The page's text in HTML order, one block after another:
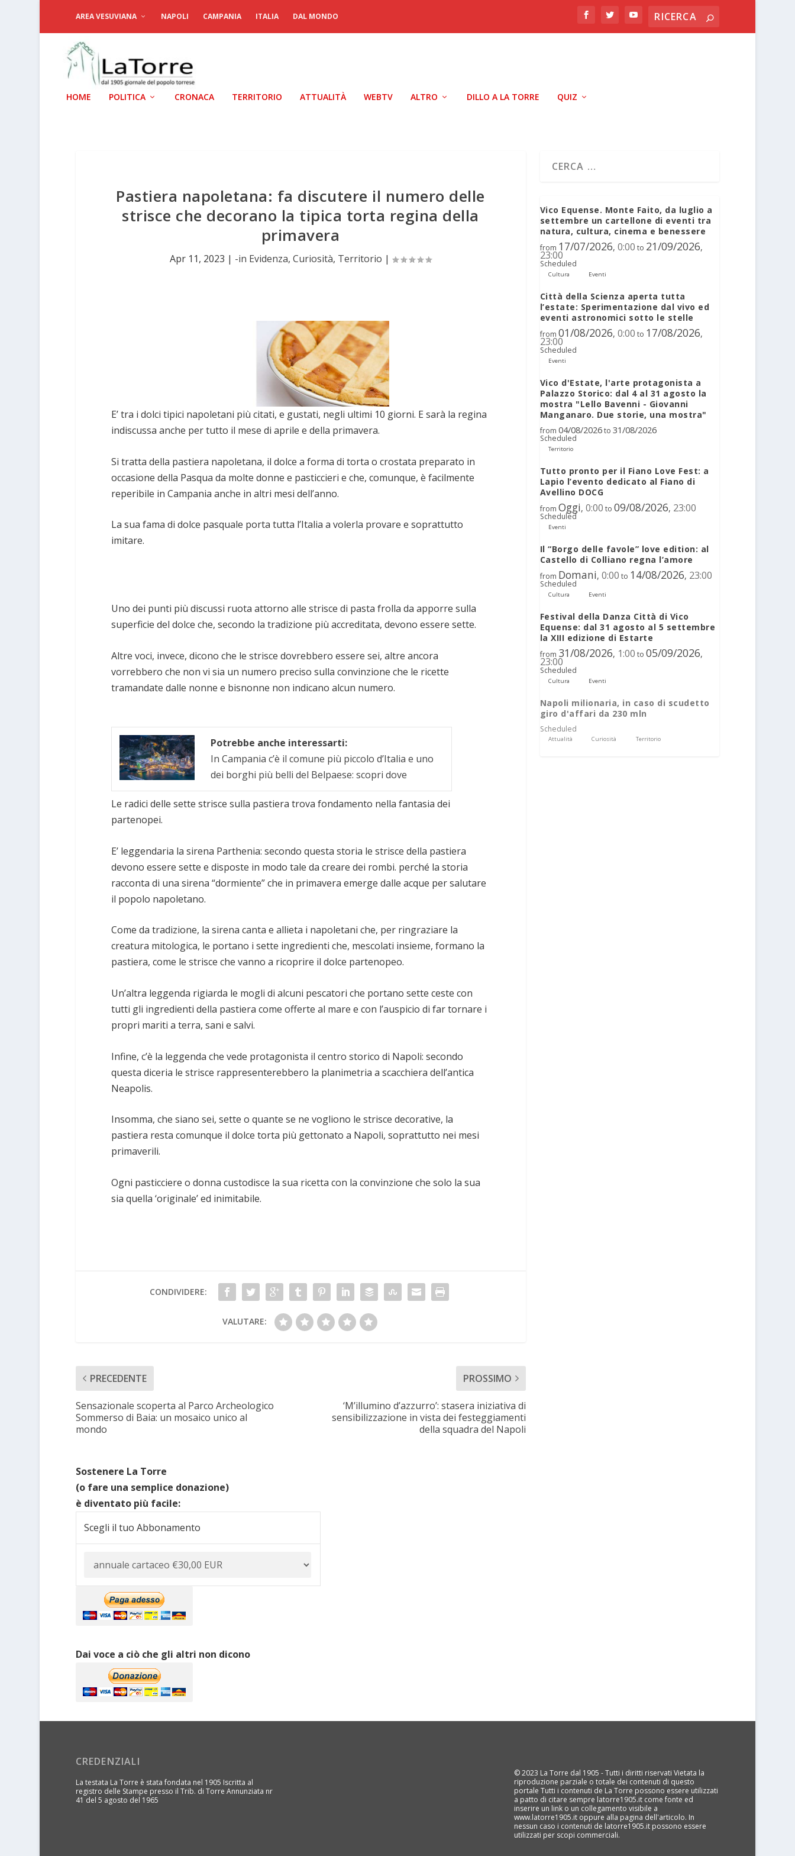
AREA VESUVIANA NAPOLI CAMPANIA ITALIA DAL MONDO
HOME POLITICA CRONACA TERRITORIO ATTUALITÀ WEBTV ALTRO DILLO A LA TORRE QUIZ
Pastiera napoletana: fa discutere il numero delle
strisce che decorano la tipica torta regina della
primavera
Apr 11, 2023 | -in Evidenza,Curiosità, Territorio |
E’ tra i dolci tipici napoletani più citati, e gustati, negli ultimi 10 giorni. E sarà la regina
indiscussa anche per tutto il mese di aprile e della primavera.
Si tratta della pastiera napoletana, il dolce a forma di torta o crostata preparato in
occasione della Pasqua da molte donne e pasticcieri e che, comunque, è facilmente
reperibile in Campania anche in altri mesi dell’anno.
La sua fama di dolce pasquale porta tutta l’Italia a volerla provare e soprattutto
imitare.
Uno dei punti più discussi ruota attorno alle strisce di pasta frolla da apporre sulla
superficie del dolce che, secondo la tradizione più accreditata, devono essere sette.
Altre voci, invece, dicono che le strisce dovrebbero essere sei, altre ancora
vorrebbero che non vi sia un numero preciso sulla convinzione che le ricette
tramandate dalle nonne e bisnonne non indicano alcun numero.
Potrebbe anche interessarti:
In Campania c’è il comune più piccolo d’Italia e uno
dei borghi più belli del Belpaese: scopri dove
Le radici delle sette strisce sulla pastiera trova fondamento nella fantasia dei
partenopei.
E’ leggendaria la sirena Parthenia: secondo questa storia le strisce della pastiera
devono essere sette e disposte in modo tale da creare dei rombi. perché la storia
racconta di una sirena “dormiente” che in primavera emerge dalle acque per salutare
il popolo napoletano.
Come da tradizione, la sirena canta e allieta i napoletani che, per ringraziare la
creatura mitologica, le portano i sette ingredienti che, mescolati insieme, formano la
pastiera, come le strisce che vanno a ricoprire il dolce partenopeo.
Un’altra leggenda rigiarda le mogli di alcuni pescatori che portano sette ceste con
tutti gli ingredienti della pastiera come offerte al mare e con l’auspicio di far tornare i
propri mariti a terra, sani e salvi.
Infine, c’è la leggenda che vede protagonista il centro storico di Napoli: secondo
questa diceria le strisce rappresenterebbero la planimetria a scacchiera dell’antica
Neapolis.
Insomma, che siano sei, sette o quante se ne vogliono le strisce decorative, la
pastiera resta comunque il dolce torta più gettonato a Napoli, soprattutto nei mesi
primaverili.
Ogni pasticciere o donna custodisce la sua ricetta con la convinzione che solo la sua
sia quella ‘originale’ ed inimitabile.
CONDIVIDERE:
VALUTARE:
PRECEDENTE
Sensazionale scoperta al Parco Archeologico
Sommerso di Baia: un mosaico unico al
mondo
PROSSIMO
‘M’illumino d’azzurro’: stasera iniziativa di
sensibilizzazione in vista dei festeggiamenti
della squadra del Napoli
Sostenere La Torre
(o fare una semplice donazione)
è diventato più facile:
Scegli il tuo Abbonamento
Dai voce a ciò che gli altri non dicono
Vico Equense. Monte Faito, da luglio a
settembre un cartellone di eventi tra
natura, cultura, cinema e benessere
from 17/07/2026, 0:00 to 21/09/2026,
23:00
Scheduled
Cultura Eventi
Città della Scienza aperta tutta
l’estate: Sperimentazione dal vivo ed
eventi astronomici sotto le stelle
from 01/08/2026, 0:00 to 17/08/2026,
23:00
Scheduled
Eventi
Vico d'Estate, l'arte protagonista a
Palazzo Storico: dal 4 al 31 agosto la
mostra "Lello Bavenni - Giovanni
Manganaro. Due storie, una mostra"
from 04/08/2026to 31/08/2026
Scheduled
Territorio
Tutto pronto per il Fiano Love Fest: a
Lapio l’evento dedicato al Fiano di
Avellino DOCG
from Oggi, 0:00 to 09/08/2026, 23:00
Scheduled
Eventi
Il “Borgo delle favole” love edition: al
Castello di Colliano regna l’amore
from Domani, 0:00 to 14/08/2026, 23:00
Scheduled
Cultura Eventi
Festival della Danza Città di Vico
Equense: dal 31 agosto al 5 settembre
la XIII edizione di Estarte
from 31/08/2026, 1:00 to 05/09/2026,
23:00
Scheduled
Cultura Eventi
Napoli milionaria, in caso di scudetto
giro d'affari da 230 mln
Scheduled
Attualità Curiosità Territorio
CREDENZIALI
La testata La Torre è stata fondata nel 1905 Iscritta al
registro delle Stampe presso il Trib. di Torre Annunziata nr
41 del 5 agosto del 1965
© 2023 La Torre dal 1905 - Tutti i diritti riservati Vietata la
riproduzione parziale o totale dei contenuti di questo
portale Tutti i contenuti de La Torre possono essere utilizzati
a patto di citare sempre latorre1905.it come fonte ed
inserire un link o un collegamento visibile a
www.latorre1905.it oppure alla pagina dell'articolo. In
nessun caso i contenuti de latorre1905.it possono essere
utilizzati per scopi commerciali.